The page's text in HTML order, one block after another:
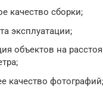
качество сборки;
эксплуатации;
объектов на
качество фотографий;